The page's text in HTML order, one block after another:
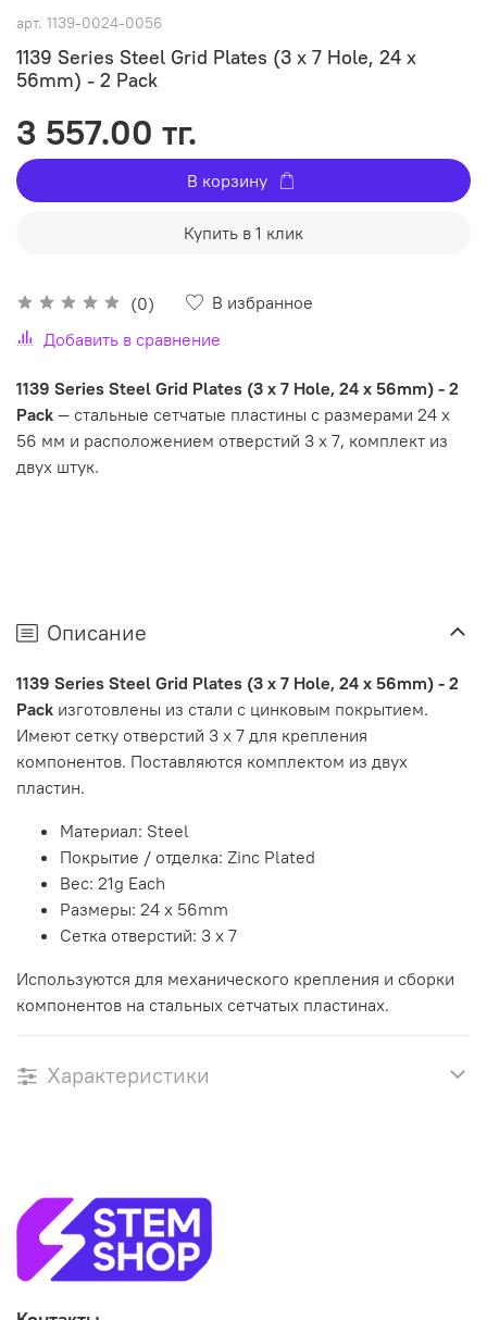
арт. 1139-0024-0056
1139 Series Steel Grid Plates (3 x 7 Hole, 24 x
56mm) - 2 Pack
(0)
В избранное
Добавить в сравнение
3 557.00 тг.
В корзину
Купить в 1 клик
1139 Series Steel Grid Plates (3 x 7 Hole, 24 x 56mm) - 2
Pack — стальные сетчатые пластины с размерами 24 x
56 мм и расположением отверстий 3 x 7, комплект из
двух штук.
Описание
1139 Series Steel Grid Plates (3 x 7 Hole, 24 x 56mm) - 2
Pack изготовлены из стали с цинковым покрытием.
Имеют сетку отверстий 3 x 7 для крепления
компонентов. Поставляются комплектом из двух
пластин.
Материал: Steel
Покрытие / отделка: Zinc Plated
Вес: 21g Each
Размеры: 24 x 56mm
Сетка отверстий: 3 x 7
Используются для механического крепления и сборки
компонентов на стальных сетчатых пластинах.
Характеристики